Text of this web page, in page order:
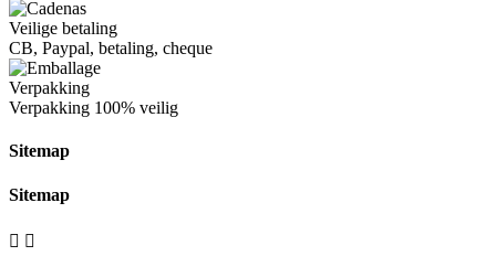
Veilige betaling
CB, Paypal, betaling, cheque
Verpakking
Verpakking 100% veilig
Sitemap
Sitemap
 